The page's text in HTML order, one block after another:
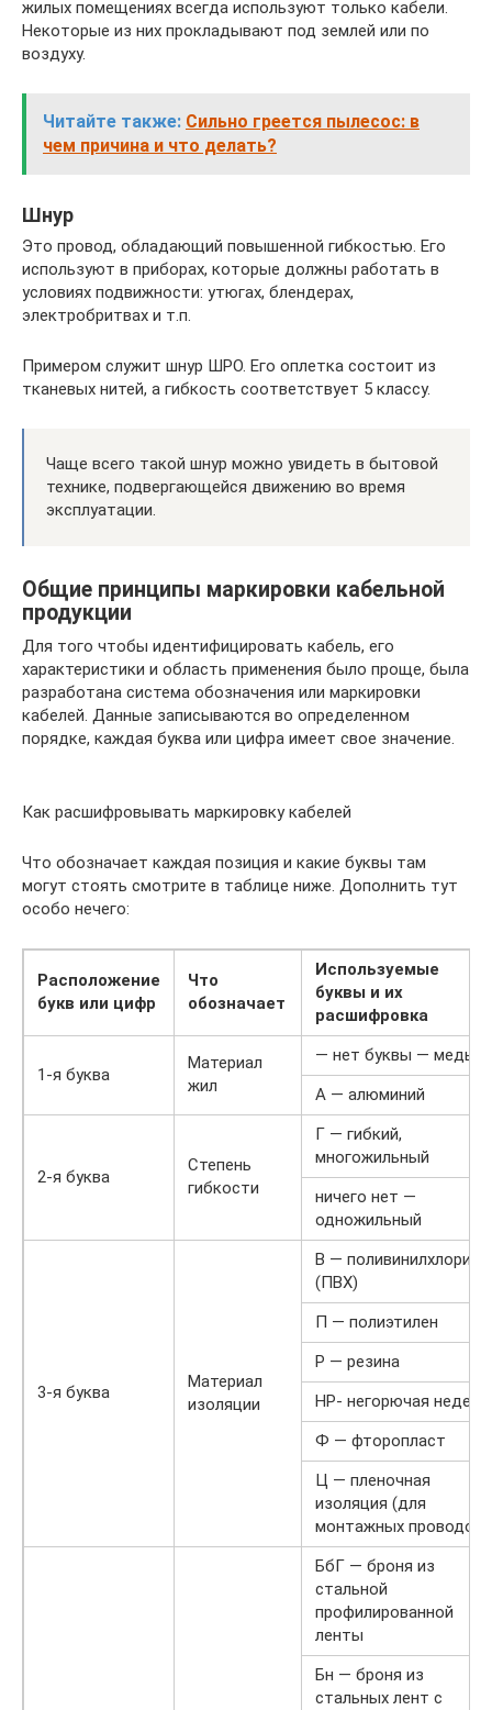
жилых помещениях всегда используют только кабели.
Некоторые из них прокладывают под землей или по
воздуху.
Читайте также: Сильно греется пылесос: в
чем причина и что делать?
Шнур
Это провод, обладающий повышенной гибкостью. Его
используют в приборах, которые должны работать в
условиях подвижности: утюгах, блендерах,
электробритвах и т.п.
Примером служит шнур ШРО. Его оплетка состоит из
тканевых нитей, а гибкость соответствует 5 классу.
Чаще всего такой шнур можно увидеть в бытовой
технике, подвергающейся движению во время
эксплуатации.
Общие принципы маркировки кабельной
продукции
Для того чтобы идентифицировать кабель, его
характеристики и область применения было проще, была
разработана система обозначения или маркировки
кабелей. Данные записываются во определенном
порядке, каждая буква или цифра имеет свое значение.
Как расшифровывать маркировку кабелей
Что обозначает каждая позиция и какие буквы там
могут стоять смотрите в таблице ниже. Дополнить тут
особо нечего:
Расположение
букв или цифр
Что
обозначает
Используемые
буквы и их
расшифровка
1-я буква
Материал
жил
— нет буквы — медь
А — алюминий
2-я буква
Степень
гибкости
Г — гибкий,
многожильный
ничего нет —
одножильный
3-я буква
Материал
изоляции
В — поливинилхлорид
(ПВХ)
П — полиэтилен
Р — резина
НР- негорючая неделя
Ф — фторопласт
Ц — пленочная
изоляция (для
монтажных проводов)
БбГ — броня из
стальной
профилированной
ленты
Бн — броня из
стальных лент с